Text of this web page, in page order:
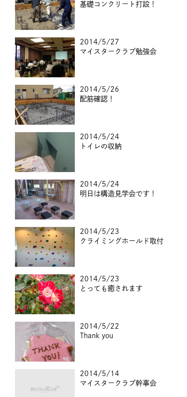
基礎コンクリート打設！
2014/5/27
マイスタークラブ勉強会
2014/5/26
配筋確認！
2014/5/24
トイレの収納
2014/5/24
明日は構造見学会です！
2014/5/23
クライミングホールド取付
2014/5/23
とっても癒されます
2014/5/22
Thank you
2014/5/14
マイスタークラブ幹事会